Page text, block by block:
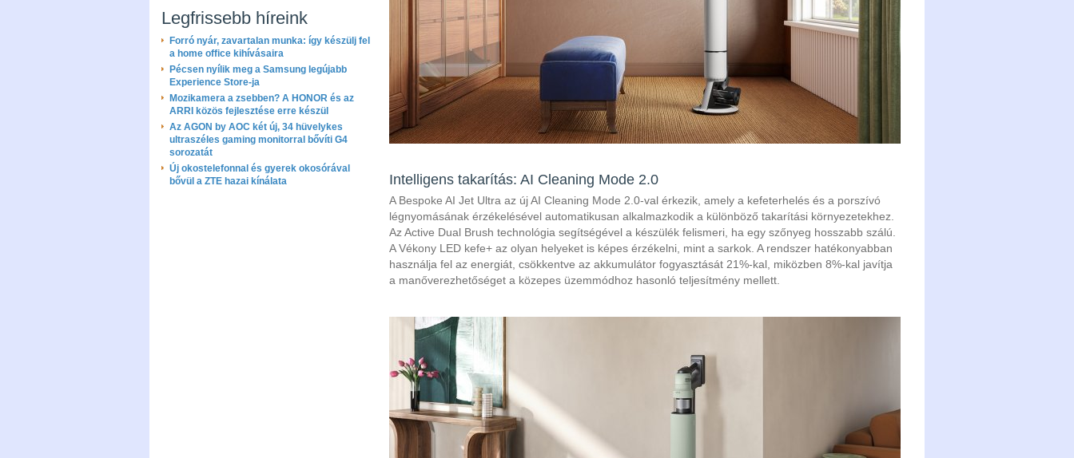
Legfrissebb híreink
Forró nyár, zavartalan munka: így készülj fel
a home office kihívásaira
Pécsen nyílik meg a Samsung legújabb
Experience Store-ja
Mozikamera a zsebben? A HONOR és az
ARRI közös fejlesztése erre készül
Az AGON by AOC két új, 34 hüvelykes
ultraszéles gaming monitorral bővíti G4
sorozatát
Új okostelefonnal és gyerek okosórával
bővül a ZTE hazai kínálata
Intelligens takarítás: AI Cleaning Mode 2.0
A Bespoke AI Jet Ultra az új AI Cleaning Mode 2.0-val érkezik, amely a kefeterhelés és a porszívó
légnyomásának érzékelésével automatikusan alkalmazkodik a különböző takarítási környezetekhez.
Az Active Dual Brush technológia segítségével a készülék felismeri, ha egy szőnyeg hosszabb szálú.
A Vékony LED kefe+ az olyan helyeket is képes érzékelni, mint a sarkok. A rendszer hatékonyabban
használja fel az energiát, csökkentve az akkumulátor fogyasztását 21%-kal, miközben 8%-kal javítja
a manőverezhetőséget a közepes üzemmódhoz hasonló teljesítmény mellett.